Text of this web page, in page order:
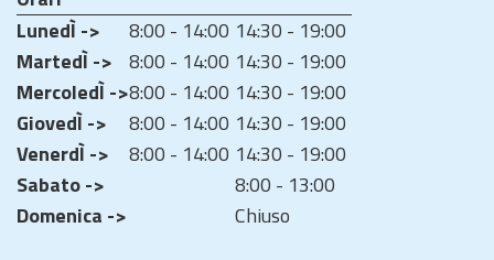
LunedÌ ->
8:00 - 14:00 14:30 - 19:00
MartedÌ -> 8:00 - 14:00 14:30 - 19:00
MercoledÌ ->8:00 - 14:00 14:30 - 19:00
GiovedÌ ->
8:00 - 14:00 14:30 - 19:00
VenerdÌ ->
8:00 - 14:00 14:30 - 19:00
Sabato ->
8:00 - 13:00
Domenica ->
Chiuso